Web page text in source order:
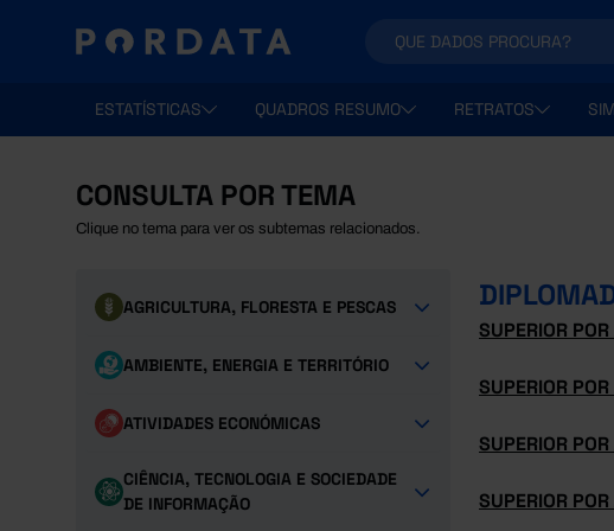
ESTATÍSTICAS QUADROS RESUMO RETRATOS
CONSULTA POR TEMA
Clique no tema para ver os subtemas relacionados.
AGRICULTURA, FLORESTA E PESCAS
AMBIENTE, ENERGIA E TERRITÓRIO
ATIVIDADES ECONÓMICAS
CIÊNCIA, TECNOLOGIA E SOCIEDADE
DE INFORMAÇÃO
SUPERIOR
SUPERIOR
SUPERIOR
SUPERIOR